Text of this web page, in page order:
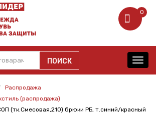
0
ПОИСК
Распродажа
(распродажа)
(тк.Смесовая,210) брюки РБ, т.синий/красный